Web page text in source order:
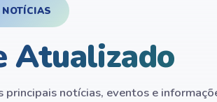
Atualizado
principais notícias, eventos e